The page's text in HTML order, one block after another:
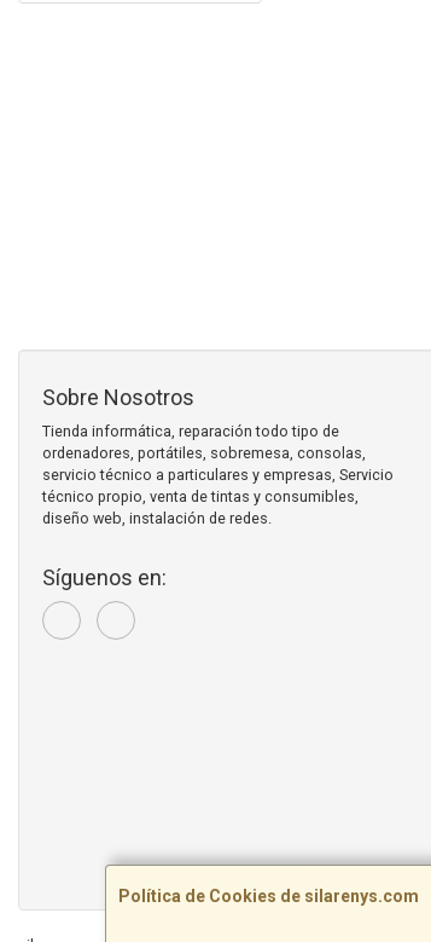
Política de Cookies de silarenys.com
Sobre Nosotros
Tienda informática, reparación todo tipo de
ordenadores, portátiles, sobremesa, consolas,
servicio técnico a particulares y empresas, Servicio
técnico propio, venta de tintas y consumibles,
diseño web, instalación de redes.
Síguenos en: